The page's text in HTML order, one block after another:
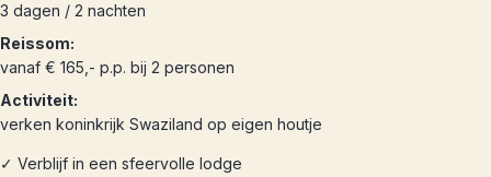
3 dagen / 2 nachten
Reissom:
vanaf € 165,- p.p. bij 2 personen
Activiteit:
verken koninkrijk Swaziland op eigen houtje
✓ Verblijf in een sfeervolle lodge